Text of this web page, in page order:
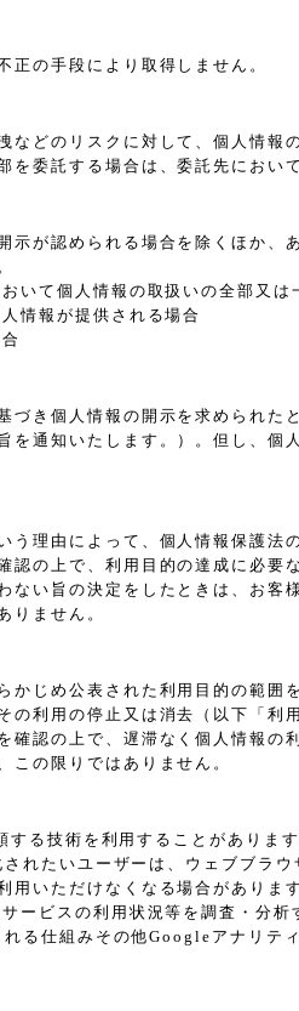
正の手段により取得しません。
どのリスクに対して、個人情
委託する場合は、委託先におい
示が認められる場合を除くほか
いて個人情報の取扱いの全部又
情報が提供される場合
づき個人情報の開示を求められ
を通知いたします。）。但し、
う理由によって、個人情報保護
認の上で、利用目的の達成に必
い旨の決定をしたときは、お
りません。
かじめ公表された利用目的の範
の利用の停止又は消去（以下「
確認の上で、遅滞なく個人情報
この限りではありません。
る技術を利用することがあり
れたいユーザーは、ウェブブラ
いただけなくなる場合があります
ービスの利用状況等を調査・
る仕組みその他Googleアナリテ